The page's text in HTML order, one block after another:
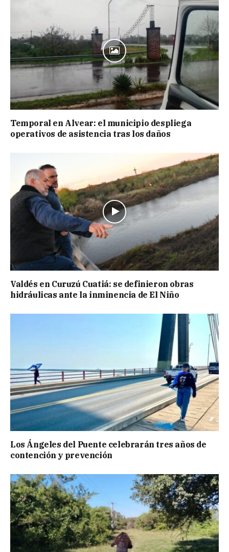
Temporal en Alvear: el municipio despliega
operativos de asistencia tras los daños
Valdés en Curuzú Cuatiá: se definieron obras
hidráulicas ante la inminencia de El Niño
Los Ángeles del Puente celebrarán tres años de
contención y prevención